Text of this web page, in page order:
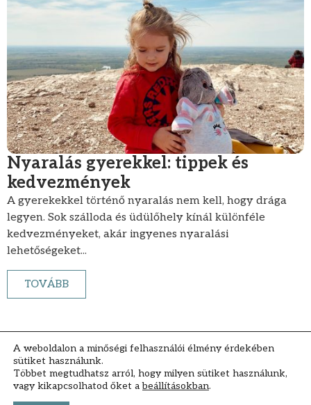
Nyaralás gyerekkel: tippek és
kedvezmények
A gyerekekkel történő nyaralás nem kell, hogy drága
legyen. Sok szálloda és üdülőhely kínál különféle
kedvezményeket, akár ingyenes nyaralási
lehetőségeket...
TOVÁBB
A weboldalon a minőségi felhasználói élmény érdekében
sütiket használunk.
Többet megtudhatsz arról, hogy milyen sütiket használunk,
vagy kikapcsolhatod őket abeállításokban.